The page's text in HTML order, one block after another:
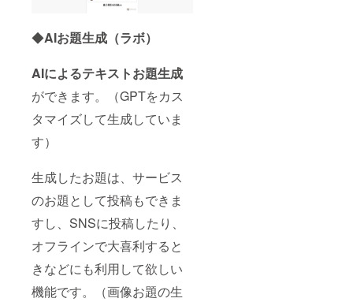
◆AIお題生成（ラボ）
AIによるテキストお題生成
ができます。（GPTをカス
タマイズして生成していま
す）
生成したお題は、サービス
のお題として投稿もできま
すし、SNSに投稿したり、
オフラインで大喜利すると
きなどにも利用して欲しい
機能です。（画像お題の生